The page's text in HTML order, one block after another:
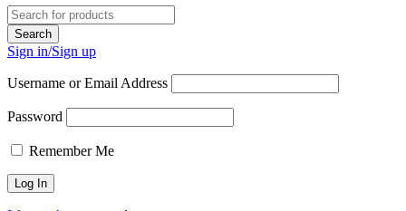
Sign in/Sign up
Username or Email Address
Password
Remember Me